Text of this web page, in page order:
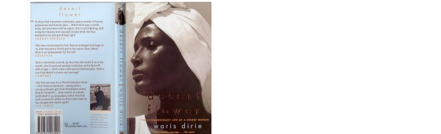
n
o
v
a